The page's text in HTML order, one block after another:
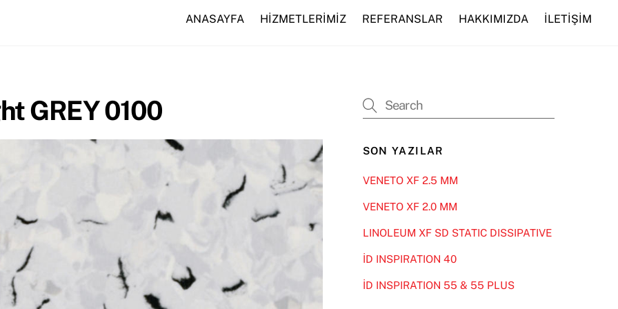
ANASAYFA HİZMETLERİMİZ REFERANSLAR HAKKIMIZDA İLETİŞİM
GREY 0100
SON YAZILAR
VENETO XF 2.5 MM
VENETO XF 2.0 MM
LINOLEUM XF SD STATIC DISSIPATIVE
İD INSPIRATION 40
İD INSPIRATION 55 & 55 PLUS